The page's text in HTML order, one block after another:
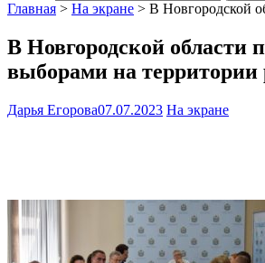
Главная > На экране > В Новгородской
В Новгородской области
выборами на территории
Дарья Егорова07.07.2023 На экране